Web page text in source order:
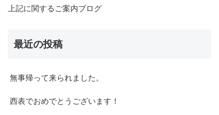
上記に関するご案内ブログ
最近の投稿
無事帰って来られました。
西表でおめでとうございます！